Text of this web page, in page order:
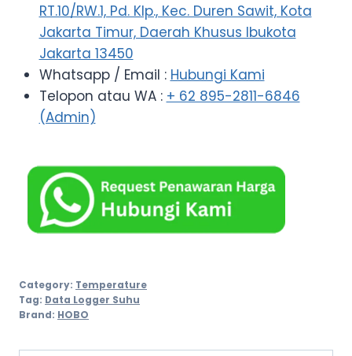
RT.10/RW.1, Pd. Klp., Kec. Duren Sawit, Kota
Jakarta Timur, Daerah Khusus Ibukota
Jakarta 13450
Whatsapp / Email : Hubungi Kami
Telopon atau WA : + 62 895-2811-6846
(Admin)
Category: Temperature
Tag: Data Logger Suhu
Brand: HOBO